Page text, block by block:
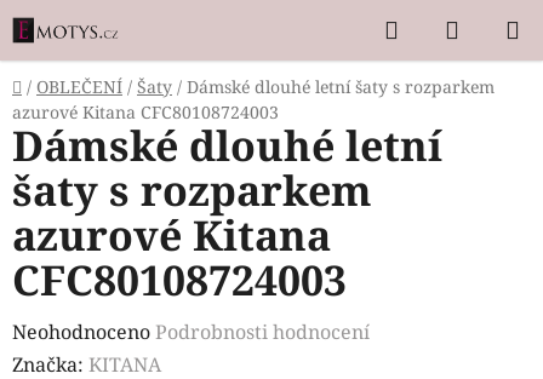
Přejít
na
obsah
Hledat
KOŠÍK
Domů
/ OBLEČENÍ / Šaty / Dámské dlouhé letní šaty s rozparkem
azurové Kitana CFC80108724003
Dámské dlouhé letní
šaty s rozparkem
azurové Kitana
CFC80108724003
Průměrné
hodnocení
NeohodnocenoPodrobnosti hodnocení
Značka: KITANA